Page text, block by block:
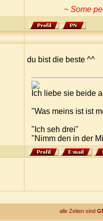
~ Some
du bist die beste ^^
Ich liebe sie beide
"Was meins ist ist
"Ich seh drei"
"Nimm den in der
alle Zeiten sind